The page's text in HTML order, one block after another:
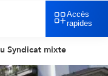
Accès
rapides
Syndicat mixte